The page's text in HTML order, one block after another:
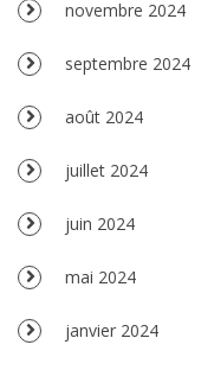
novembre 2024
septembre 2024
août 2024
juillet 2024
juin 2024
mai 2024
janvier 2024